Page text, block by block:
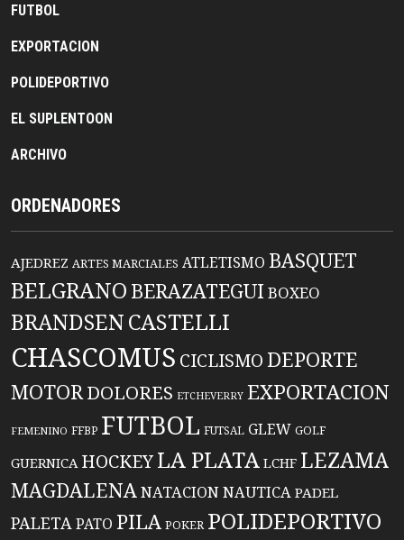
FUTBOL
EXPORTACION
POLIDEPORTIVO
EL SUPLENTOON
ARCHIVO
ORDENADORES
AJEDREZ ARTES MARCIALES ATLETISMO BASQUET
BELGRANO BERAZATEGUIBOXEO
BRANDSENCASTELLI
CHASCOMUS CICLISMO DEPORTE
MOTORDOLORES ETCHEVERRY EXPORTACION
FEMENINO FFBP FUTBOL FUTSAL GLEW GOLF
GUERNICA HOCKEYLA PLATA LCHF LEZAMA
MAGDALENANATACIONNAUTICA PADEL
PALETAPATO PILA POKER POLIDEPORTIVO